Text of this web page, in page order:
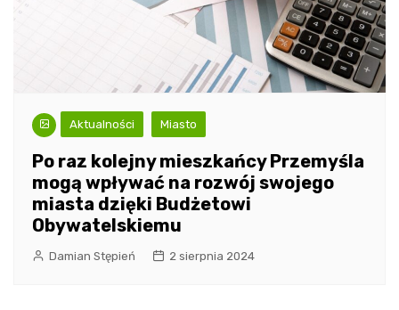
Aktualności Miasto
Po raz kolejny mieszkańcy Przemyśla
mogą wpływać na rozwój swojego
miasta dzięki Budżetowi
Obywatelskiemu
Damian Stępień 2 sierpnia 2024